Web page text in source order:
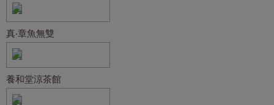
真‧章魚無雙
養和堂涼茶館